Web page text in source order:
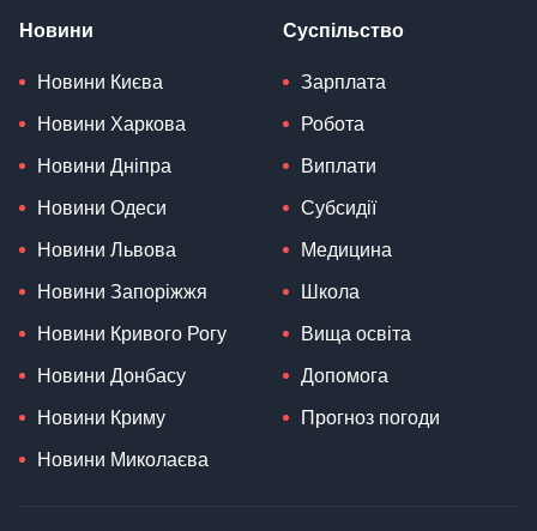
Новини
Новини Києва
Новини Харкова
Новини Дніпра
Новини Одеси
Новини Львова
Новини Запоріжжя
Новини Кривого Рогу
Новини Донбасу
Новини Криму
Новини Миколаєва
Суспільство
Зарплата
Робота
Виплати
Субсидії
Медицина
Школа
Вища освіта
Допомога
Прогноз погоди